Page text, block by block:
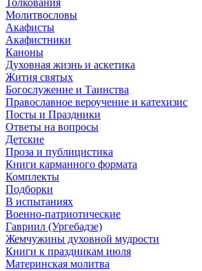
Толкования
Молитвословы
Акафисты
Акафистники
Каноны
Духовная жизнь и аскетика
Жития святых
Богослужение и Таинства
Православное вероучение и катехизис
Посты и Праздники
Ответы на вопросы
Детские
Проза и публицистика
Книги карманного формата
Комплекты
Подборки
В испытаниях
Военно-патриотические
Гавриил (Ургебадзе)
Жемчужины духовной мудрости
Книги к праздникам июля
Материнская молитва